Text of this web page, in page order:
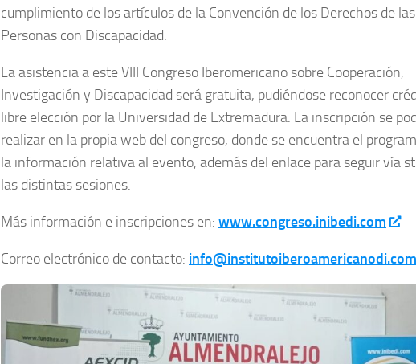
cumplimiento de los artículos de la Convención de los Derechos de las
Personas con Discapacidad.
La asistencia a este VIII Congreso Iberomericano sobre Cooperación,
Investigación y Discapacidad será gratuita, pudiéndose reconocer
libre elección por la Universidad de Extremadura. La inscripción se
realizar en la propia web del congreso, donde se encuentra el
la información relativa al evento, además del enlace para seguir vía
las distintas sesiones.
Más información e inscripciones en: www.congreso.inibedi.com
Correo electrónico de contacto: info@institutoiberoamericanodi.com